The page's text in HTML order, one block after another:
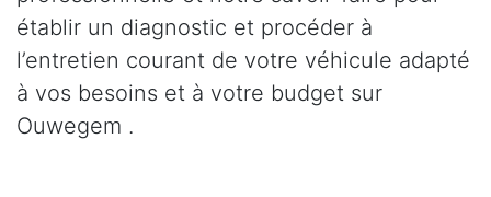
établir un diagnostic et procéder à
l’entretien courant de votre véhicule adapté
à vos besoins et à votre budget sur
Ouwegem .